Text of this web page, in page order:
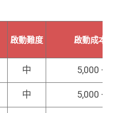
啟動難度 啟動成本 (
中 5,000 –
中 5,000 –